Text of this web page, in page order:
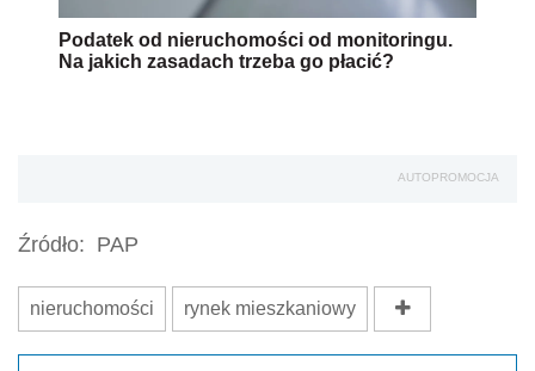
Podatek od nieruchomości od monitoringu.
Na jakich zasadach trzeba go płacić?
AUTOPROMOCJA
Źródło: PAP
nieruchomości rynek mieszkaniowy